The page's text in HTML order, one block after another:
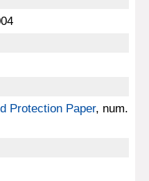
Protection Paper, num.